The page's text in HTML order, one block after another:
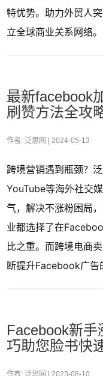
特优势。助力外贸人
立全球商业关系网络。
最新facebook
刷赞方法全攻
作者: 泛思网 | 2024-05-13
跨境营销遇到瓶颈？
YouTube等海外社交
气，解决不涨粉困局
业都选择了在
比之重。而跨境电商
断提升Facebook广告
Facebook新
巧助您脸书快
作者: 泛思网 | 2023-08-10